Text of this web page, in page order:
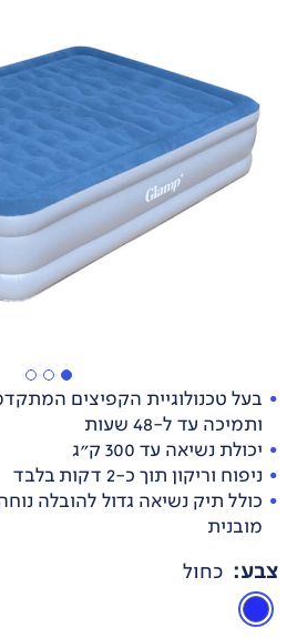
בעל טכנולוגיית הקפיצים
ותמיכה עד ל-48 שעות
יכולת נשיאה עד 300 ק"ג
ניפוח וריקון תוך כ-2 דקות בלבד
כולל תיק נשיאה גדול להובלה
מובנית
צבע: כחול